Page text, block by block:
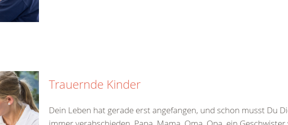
Trauernde Kinder
Dein Leben hat gerade erst angefangen, und schon musst Du